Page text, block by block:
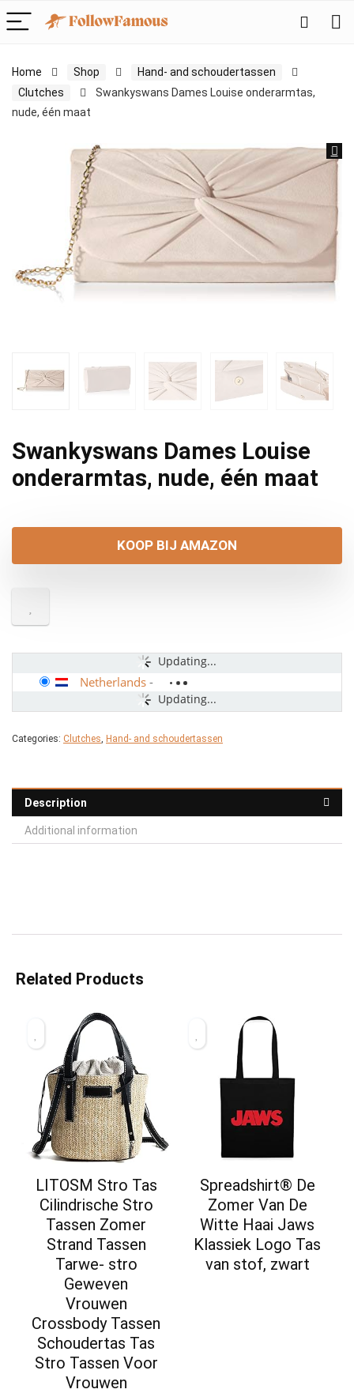
Home Shop
Hand- and schoudertassen
Clutches
Swankyswans Dames Louise onderarmtas,
nude, één maat
Swankyswans Dames Louise
onderarmtas, nude, één maat
KOOP BIJ AMAZON
Updating...
Updating...
Netherlands -
Categories: Clutches, Hand- and schoudertassen
Description
Additional information
Related Products
LITOSM Stro Tas
Cilindrische Stro
Tassen Zomer
Strand Tassen
Tarwe- stro
Geweven
Vrouwen
Crossbody Tassen
Schoudertas Tas
Stro Tassen Voor
Vrouwen
Spreadshirt® De
Zomer Van De
Witte Haai Jaws
Klassiek Logo Tas
van stof, zwart